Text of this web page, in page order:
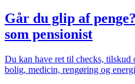
Går du glip af
som pensionist
Du kan have ret til checks, tilskud
bolig, medicin, rengøring og